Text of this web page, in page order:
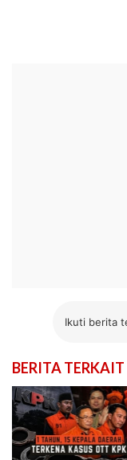
Ikuti berita
BERITA TERKAIT